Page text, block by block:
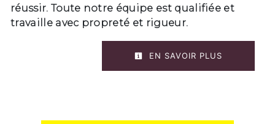
réussir. Toute notre équipe est qualifiée et
travaille avec propreté et rigueur.
EN SAVOIR PLUS